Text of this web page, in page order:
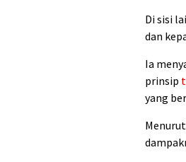
Di sisi
dan
Ia
prinsip
yang